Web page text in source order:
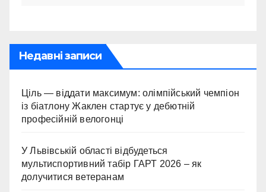
Недавні записи
Ціль — віддати максимум: олімпійський чемпіон
із біатлону Жаклен стартує у дебютній
професійній велогонці
У Львівській області відбудеться
мультиспортивний табір ГАРТ 2026 – як
долучитися ветеранам